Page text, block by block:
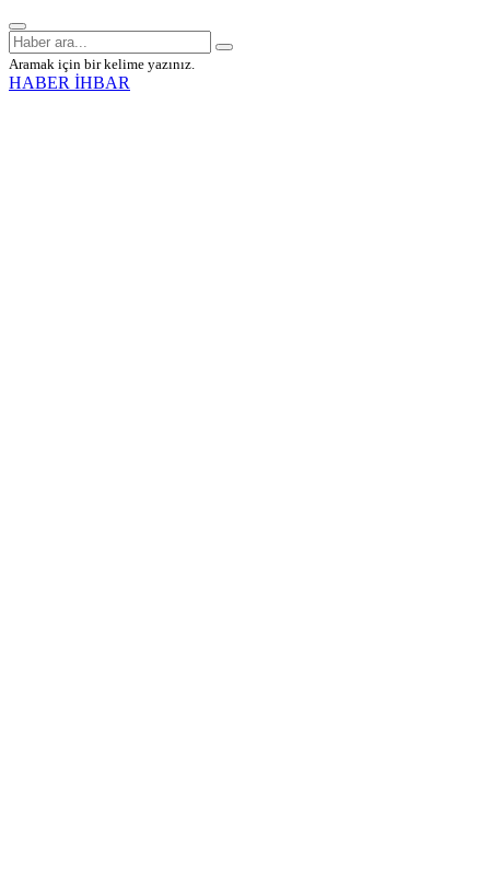
Aramak için bir kelime yazınız.
HABER İHBAR